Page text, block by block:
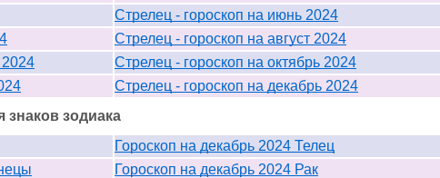
Стрелец - гороскоп на июнь 2024
Стрелец - гороскоп на август 2024
2024
Стрелец - гороскоп на октябрь 2024
Стрелец - гороскоп на декабрь 2024
знаков зодиака
Гороскоп на декабрь 2024 Телец
Гороскоп на декабрь 2024 Рак